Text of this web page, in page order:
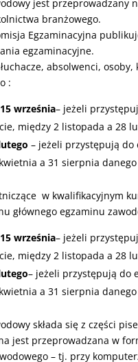
jest przeprowadzany
branżowego.
Egzaminacyjna
egzaminacyjne.
absolwenci,
:
września– jeżeli
między 2 listopada a 28
– jeżeli przystępują do
a 31 sierpnia
w kwalifikacyjnym
głównego egzaminu
września– jeżeli
między 2 listopada a 28
– jeżeli przystępują do
a 31 sierpnia
składa się z części
jest przeprowadzana w
– tj. przy